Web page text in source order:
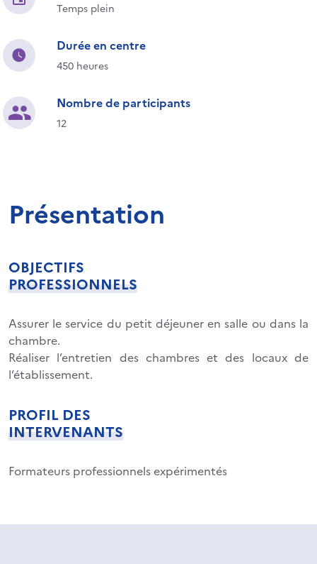
Temps plein
Durée en centre
450 heures
Nombre de participants
12
Présentation
OBJECTIFS
PROFESSIONNELS
Assurer le service du petit déjeuner en salle ou dans la
chambre.
Réaliser l’entretien des chambres et des locaux de
l’établissement.
PROFIL DES
INTERVENANTS
Formateurs professionnels expérimentés